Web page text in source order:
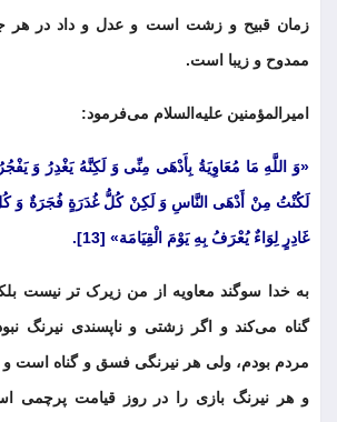
زمان قبیح و زشت است و عدل و داد در هر
ممدوح و زیبا است.
امیرالمؤمنین علیه‌السلام می‌فرمود:
«وَ اللَّهِ مَا مُعَاوِیَةُ بِأَدْهَی مِنِّی وَ لَکِنَّهُ یَغْدِرُ وَ یَفْجُرُ
لَکُنْتُ مِنْ أَدْهَی النَّاسِ وَ لَکِنْ کُلُّ غُدَرَةٍ فُجَرَةٌ وَ
غَادِرٍ لِوَاءٌ یُعْرَفُ بِهِ یَوْمَ الْقِیَامَة» [13].
به خدا سوگند معاویه از من زیرک تر نیست
گناه می‌کند و اگر زشتی و ناپسندی نیرنگ
مردم بودم، ولی هر نیرنگی فسق و گناه است
و هر نیرنگ بازی را در روز قیامت پرچمی